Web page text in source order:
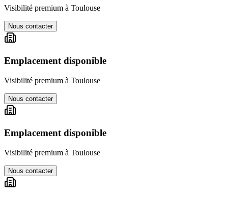
Visibilité premium à Toulouse
Nous contacter
Emplacement disponible
Visibilité premium à Toulouse
Nous contacter
Emplacement disponible
Visibilité premium à Toulouse
Nous contacter